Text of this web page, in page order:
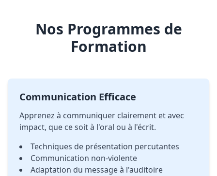
Nos Programmes de
Formation
Communication Efficace
Apprenez à communiquer clairement et avec
impact, que ce soit à l'oral ou à l'écrit.
Techniques de présentation percutantes
Communication non-violente
Adaptation du message à l'auditoire